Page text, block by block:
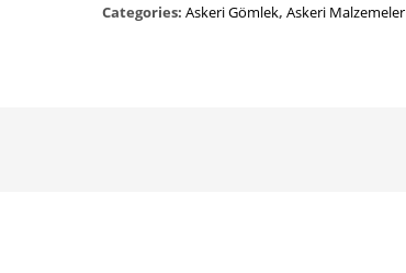
Categories:Askeri Gömlek,Askeri Malzemeler